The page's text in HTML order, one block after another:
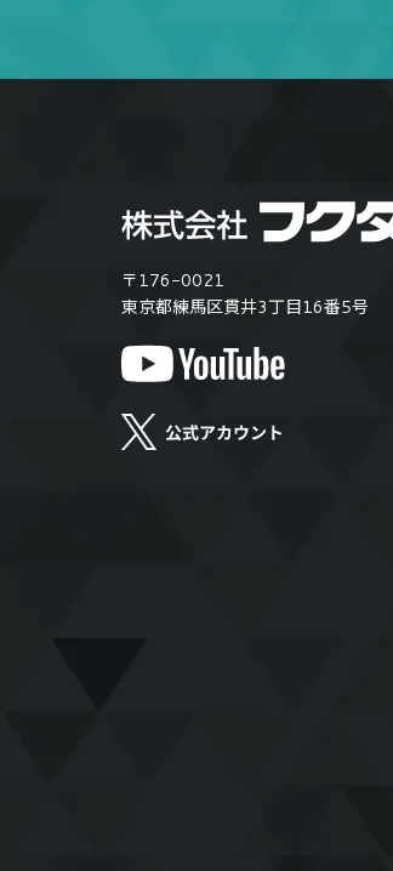
〒176-0021
東京都練馬区貫井3丁目16番5号